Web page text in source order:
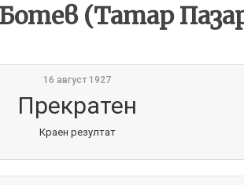
(Татар
16 август 1927
Прекратен
Краен резултат